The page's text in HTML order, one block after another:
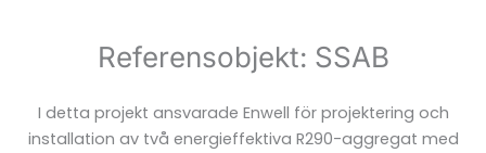
Referensobjekt: SSAB
I detta projekt ansvarade Enwell för projektering och
installation av två energieffektiva R290-aggregat med